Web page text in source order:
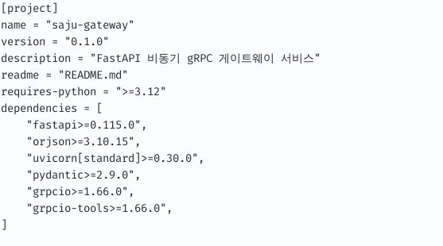
[project]
name = "saju-gateway"
version = "0.1.0"
description = "FastAPI 비동기 gRPC 게이트웨이 서비스"
readme = "README.md"
requires-python = ">=3.12"
dependencies = [
    "fastapi>=0.115.0",
    "orjson>=3.10.15",
    "uvicorn[standard]>=0.30.0",
    "pydantic>=2.9.0",
    "grpcio>=1.66.0",
    "grpcio-tools>=1.66.0",
]